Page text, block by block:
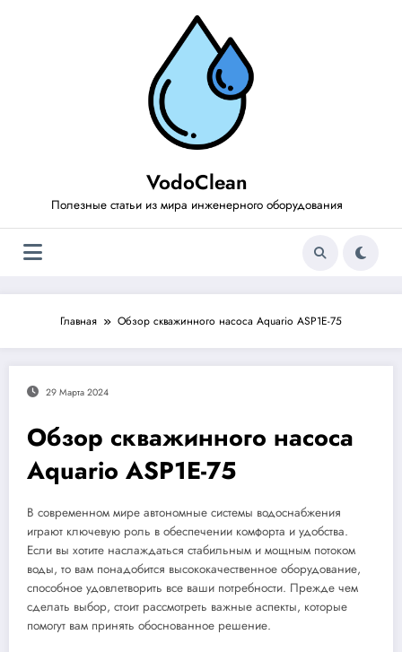
VodoClean
Полезные статьи из мира инженерного оборудования
Главная Обзор скважинного насоса Aquario ASP1E-75
29 Марта 2024
Обзор скважинного насоса
Aquario ASP1E-75
В современном мире автономные системы водоснабжения
играют ключевую роль в обеспечении комфорта и удобства.
Если вы хотите наслаждаться стабильным и мощным потоком
воды, то вам понадобится высококачественное оборудование,
способное удовлетворить все ваши потребности. Прежде чем
сделать выбор, стоит рассмотреть важные аспекты, которые
помогут вам принять обоснованное решение.